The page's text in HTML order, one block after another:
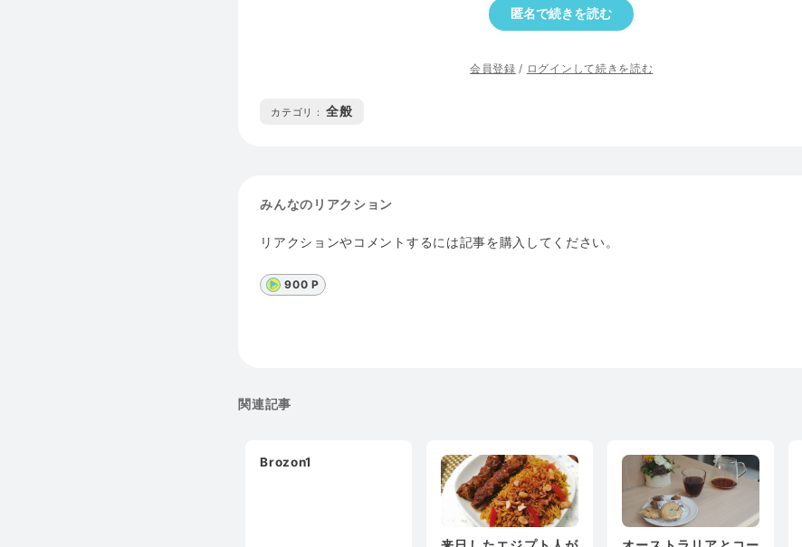
匿名で続きを読む
会員登録 / ログインして続きを読む
カテゴリ : 全般
みんなのリアクション
リアクションやコメントするには記事を購入してください。
900 P
関連記事
Brozon1